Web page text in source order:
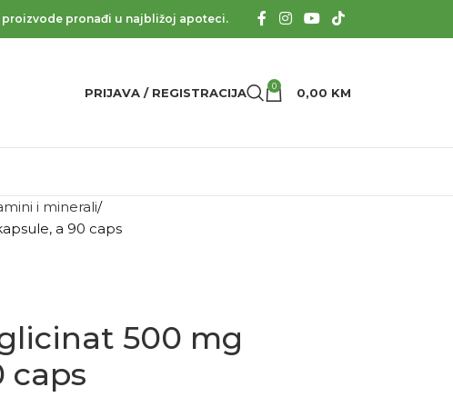
proizvode pronađi u najbližoj apoteci.
PRIJAVA / REGISTRACIJA 0 0,00 KM
i minerali
a 90 caps
500 mg
caps